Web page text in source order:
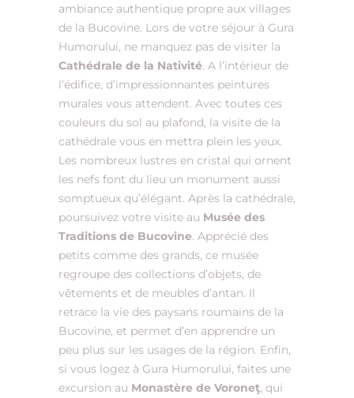
ambiance authentique propre aux villages
de la Bucovine. Lors de votre séjour à Gura
Humorului, ne manquez pas de visiter la
Cathédrale de la Nativité. A l’intérieur de
l’édifice, d’impressionnantes peintures
murales vous attendent. Avec toutes ces
couleurs du sol au plafond, la visite de la
cathédrale vous en mettra plein les yeux.
Les nombreux lustres en cristal qui ornent
les nefs font du lieu un monument aussi
somptueux qu’élégant. Après la cathédrale,
poursuivez votre visite au Musée des
Traditions de Bucovine. Apprécié des
petits comme des grands, ce musée
regroupe des collections d’objets, de
vêtements et de meubles d’antan. Il
retrace la vie des paysans roumains de la
Bucovine, et permet d’en apprendre un
peu plus sur les usages de la région. Enfin,
si vous logez à Gura Humorului, faites une
excursion au Monastère de Voroneţ, qui